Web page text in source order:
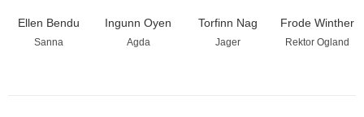
Ellen Bendu
Sanna
Ingunn Oyen
Agda
Torfinn Nag
Jager
Frode Winther
Rektor Ogland